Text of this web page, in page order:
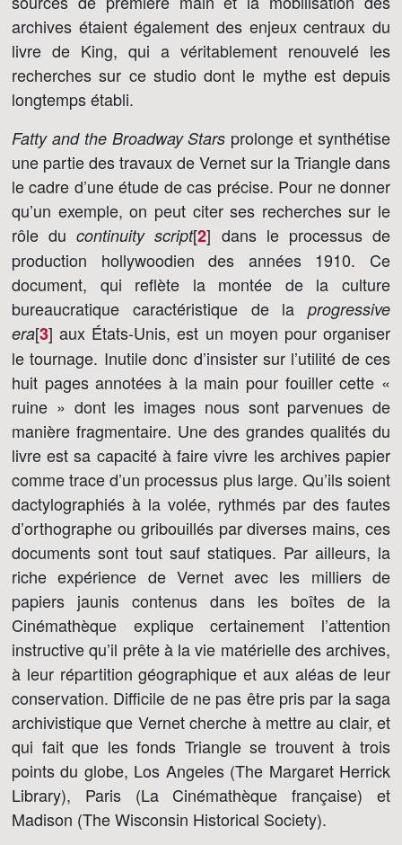
archives étaient également des enjeux centraux du
livre de King, qui a véritablement renouvelé les
recherches sur ce studio dont le mythe est depuis
longtemps établi.
Fatty and the Broadway Stars prolonge et synthétise
une partie des travaux de Vernet sur la Triangle dans
le cadre d’une étude de cas précise. Pour ne donner
qu’un exemple, on peut citer ses recherches sur le
rôle ducontinuity script[2] dans le processus de
production hollywoodien des années 1910. Ce
document, qui reflète la montée de la culture
bureaucratique caractéristique de la progressive
era[3] aux États-Unis, est un moyen pour organiser
le tournage. Inutile donc d’insister sur l’utilité de ces
huit pages annotées à la main pour fouiller cette «
ruine » dont les images nous sont parvenues de
manière fragmentaire. Une des grandes qualités du
livre est sa capacité à faire vivre les archives papier
comme trace d’un processus plus large. Qu’ils soient
dactylographiés à la volée, rythmés par des fautes
d’orthographe ou gribouillés par diverses mains, ces
documents sont tout sauf statiques. Par ailleurs, la
riche expérience de Vernet avec les milliers de
papiers jaunis contenus dans les boîtes de la
Cinémathèque explique certainement l’attention
instructive qu’il prête à la vie matérielle des archives,
à leur répartition géographique et aux aléas de leur
conservation. Difficile de ne pas être pris par la saga
archivistique que Vernet cherche à mettre au clair, et
qui fait que les fonds Triangle se trouvent à trois
points du globe, Los Angeles (The Margaret Herrick
Library), Paris (La Cinémathèque française) et
Madison (The Wisconsin Historical Society).